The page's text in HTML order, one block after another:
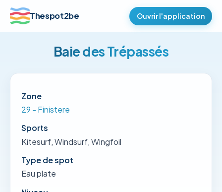
Thespot2be Ouvrir l'application
Baie des Trépassés
Zone
29 - Finistere
Sports
Kitesurf, Windsurf, Wingfoil
Type de spot
Eau plate